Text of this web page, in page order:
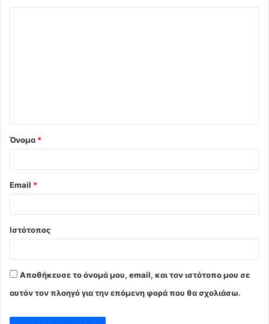
*
Όνομα *
Email *
Ιστότοπος
Αποθήκευσε το όνομά μου, email, και τον ιστότοπο μου σε
αυτόν τον πλοηγό για την επόμενη φορά που θα σχολιάσω.